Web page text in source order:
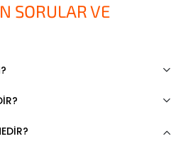
SORULAR VE